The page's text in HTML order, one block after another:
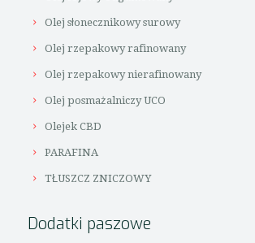
Olej słonecznikowy surowy
Olej rzepakowy rafinowany
Olej rzepakowy nierafinowany
Olej posmażalniczy UCO
Olejek CBD
PARAFINA
TŁUSZCZ ZNICZOWY
Dodatki paszowe